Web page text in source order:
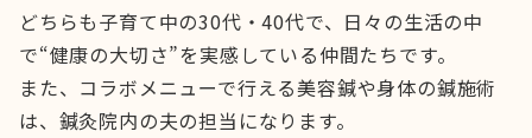
どちらも子育て中の30代・40代で、日々の生活の中
で“健康の大切さ”を実感している仲間たちです。
また、コラボメニューで行える美容鍼や身体の鍼施術
は、鍼灸院内の夫の担当になります。